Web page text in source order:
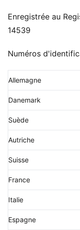
Enregistrée au
14539
Numéros
Allemagne
Danemark
Suède
Autriche
Suisse
France
Italie
Espagne